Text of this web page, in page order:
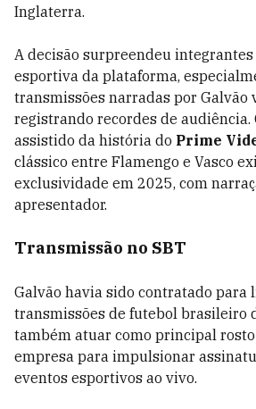
Inglaterra.
A decisão surpreendeu
esportiva da plataforma,
transmissões narradas por Galvão
registrando recordes de audiência.
assistido da história do Prime
clássico entre Flamengo e Vasco
exclusividade em 2025, com
apresentador.
Transmissão no SBT
Galvão havia sido contratado para
transmissões de futebol brasileiro
também atuar como principal
empresa para impulsionar
eventos esportivos ao vivo.